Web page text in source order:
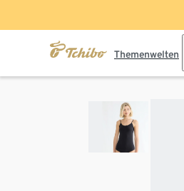
Themenwelten